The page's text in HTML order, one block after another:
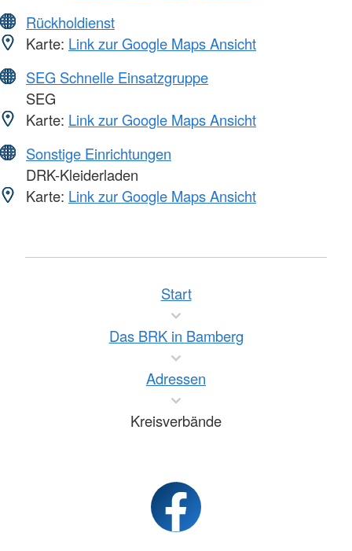
Rückholdienst
Karte: Link zur Google Maps Ansicht
SEG Schnelle Einsatzgruppe
SEG
Karte: Link zur Google Maps Ansicht
Sonstige Einrichtungen
DRK-Kleiderladen
Karte: Link zur Google Maps Ansicht
Start
Das BRK in Bamberg
Adressen
Kreisverbände